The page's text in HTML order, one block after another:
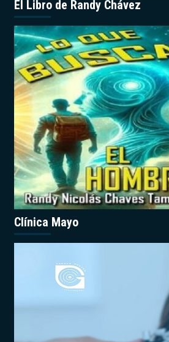
El Libro de Randy Chávez
Clínica Mayo